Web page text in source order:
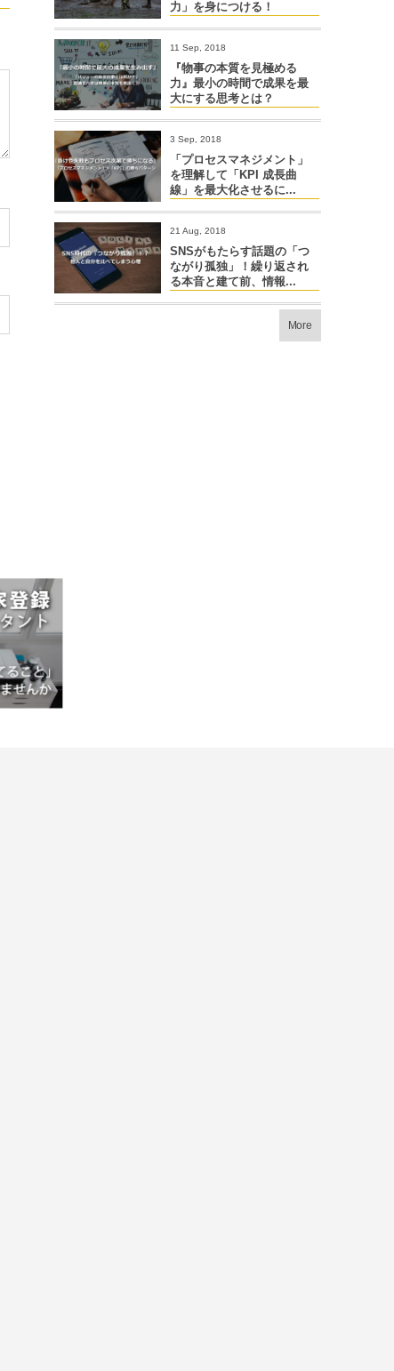
力」を身につける！
11 Sep, 2018
『物事の本質を見極める
力』最小の時間で成果を最
大にする思考とは？
3 Sep, 2018
「プロセスマネジメント」
を理解して「KPI 成長曲
線」を最大化させるに...
21 Aug, 2018
SNSがもたらす話題の「つ
ながり孤独」！繰り返され
る本音と建て前、情報...
More